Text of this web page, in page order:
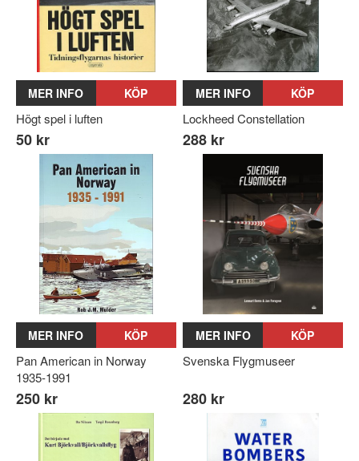
MER INFO KÖP
Högt spel i luften
50 kr
MER INFO KÖP
Lockheed Constellation
288 kr
MER INFO KÖP
Pan American in Norway
1935-1991
250 kr
MER INFO KÖP
Svenska Flygmuseer
280 kr